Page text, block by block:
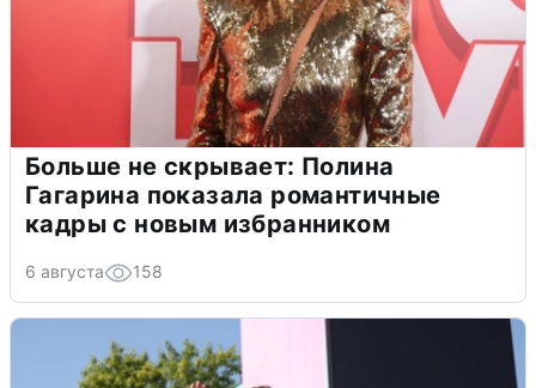
Больше не скрывает: Полина
Гагарина показала романтичные
кадры с новым избранником
6 августа 158